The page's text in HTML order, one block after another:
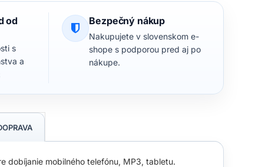
od
s
a
Bezpečný nákup
Nakupujete v slovenskom e-
shope s podporou pred aj po
nákupe.
dobíjanie mobilného telefónu, MP3, tabletu.